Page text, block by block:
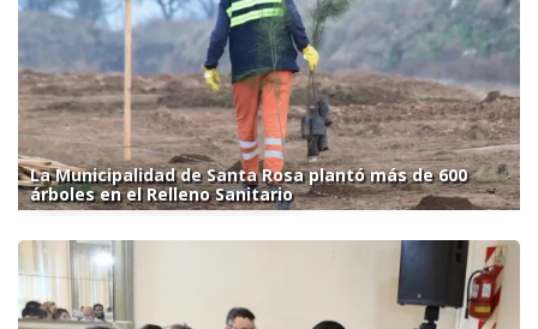
La Municipalidad de Santa Rosa plantó más de 600
árboles en el Relleno Sanitario